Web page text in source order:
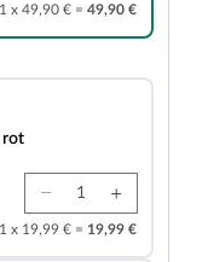
1 x 49,90 € = 49,90 €
rot
1 x 19,99 € = 19,99 €